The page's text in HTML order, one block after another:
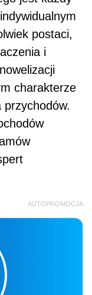
postaci,
i
charakterze
AUTOPROMOCJA